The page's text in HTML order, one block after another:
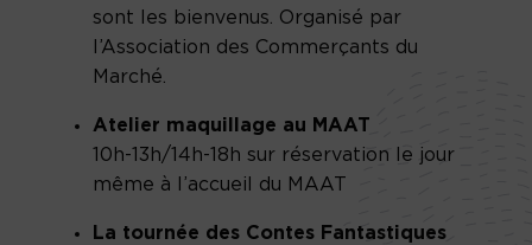
sont les bienvenus. Organisé par
l’Association des Commerçants du
Marché.
Atelier maquillage au MAAT
10h-13h/14h-18h sur réservation le jour
même à l’accueil du MAAT
La tournée des Contes Fantastiques